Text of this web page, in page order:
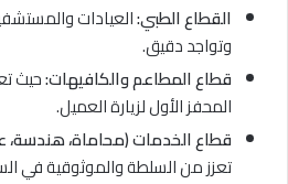
القطاع الطبي:العيادات
وتواجد دقيق.
قطاع المطاعم والكافيهات:حيث
المحفز الأول لزيارة العميل.
قطاع الخدمات (محاماة، هندسة،
تعزز من السلطة والموثوقية في